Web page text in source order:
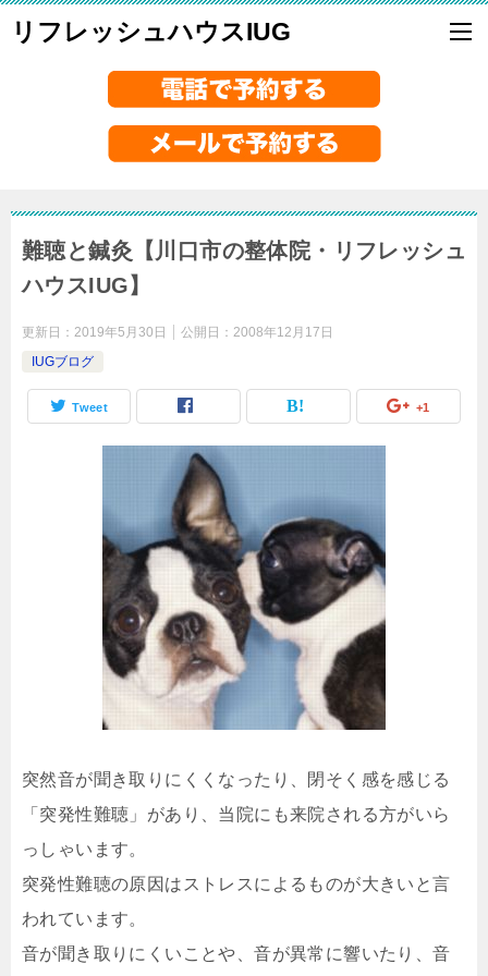
リフレッシュハウスIUG
難聴と鍼灸【川口市の整体院・リフレッシュ
ハウスIUG】
更新日： 2019年5月30日 公開日： 2008年12月17日
IUGブログ
Tweet +1
突然音が聞き取りにくくなったり、閉そく感を感じる
「突発性難聴」があり、当院にも来院される方がいら
っしゃいます。
突発性難聴の原因はストレスによるものが大きいと言
われています。
音が聞き取りにくいことや、音が異常に響いたり、音